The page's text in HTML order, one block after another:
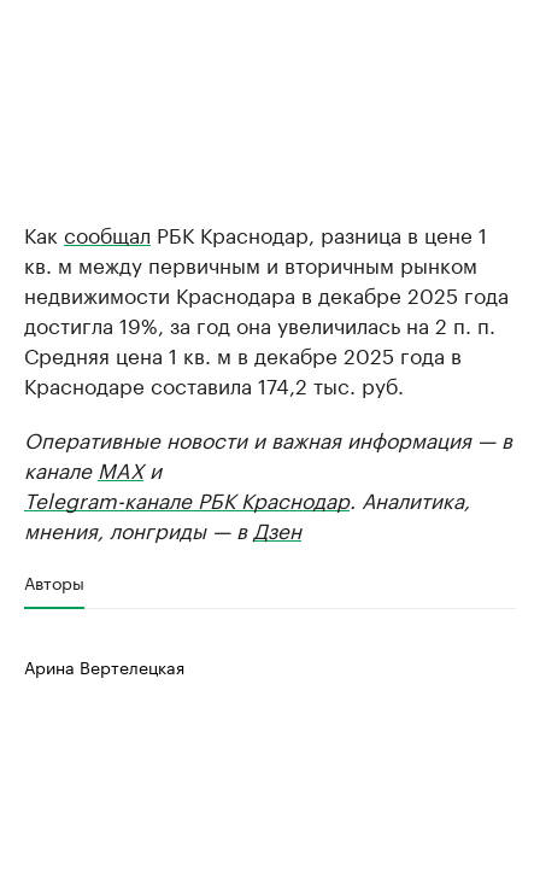
Как сообщал РБК Краснодар, разница в цене 1
кв. м между первичным и вторичным рынком
недвижимости Краснодара в декабре 2025 года
достигла 19%, за год она увеличилась на 2 п. п.
Средняя цена 1 кв. м в декабре 2025 года в
Краснодаре составила 174,2 тыс. руб.
Оперативные новости и важная информация — в
канале MAXи
Telegram-канале РБК Краснодар. Аналитика,
мнения, лонгриды — в Дзен
Авторы
Арина Вертелецкая